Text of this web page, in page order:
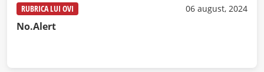
RUBRICA LUI OVI 06 august, 2024
No.Alert